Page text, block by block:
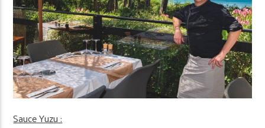
Sauce Yuzu :